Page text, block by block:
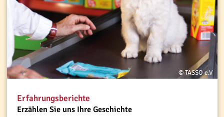
© TASSO e.V
Erfahrungsberichte
Erzählen Sie uns Ihre Geschichte